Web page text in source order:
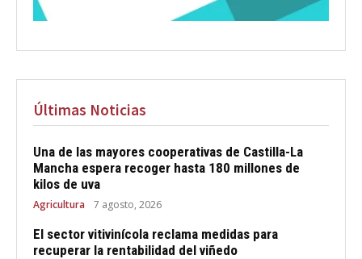
Últimas Noticias
Una de las mayores cooperativas de Castilla-La
Mancha espera recoger hasta 180 millones de
kilos de uva
Agricultura 7 agosto, 2026
El sector vitivinícola reclama medidas para
recuperar la rentabilidad del viñedo